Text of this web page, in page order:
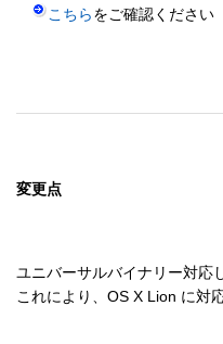
こちらをご確認ください
変更点
ユニバーサルバイナリー対応